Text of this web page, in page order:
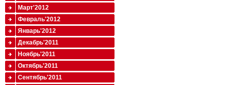
Март'2012
Февраль'2012
Январь'2012
Декабрь'2011
Ноябрь'2011
Октябрь'2011
Сентябрь'2011